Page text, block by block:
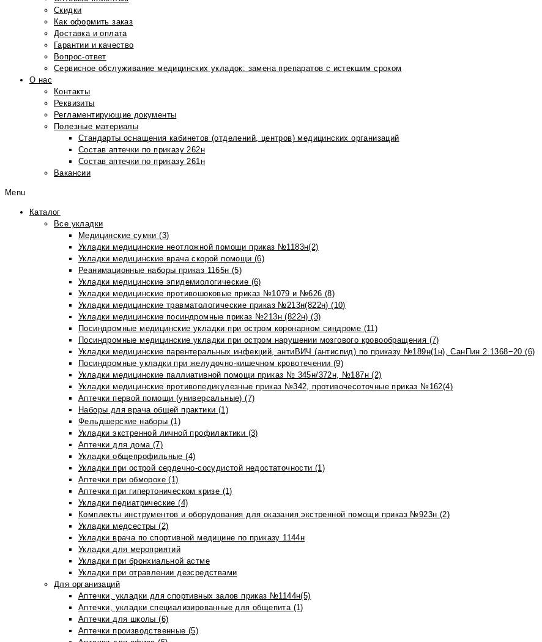
Скидки
Как оформить заказ
Доставка и оплата
Гарантии и качество
Вопрос-ответ
Сервисное обслуживание медицинских укладок: замена препаратов с истекшим сроком
О нас
Контакты
Реквизиты
Регламентирующие документы
Полезные материалы
Стандарты оснащения кабинетов (отделений, центров) медицинских организаций
Состав аптечки по приказу 262н
Состав аптечки по приказу 261н
Вакансии
Menu
Каталог
Все укладки
Медицинские сумки (3)
Укладки медицинские неотложной помощи приказ №1183н(2)
Укладки медицинские врача скорой помощи (6)
Реанимационные наборы приказ 1165н (5)
Укладки медицинские эпидемиологические (6)
Укладки медицинские противошоковые приказ №1079 и №626 (8)
Укладки медицинские травматологические приказ №213н(822н) (10)
Укладки медицинские посиндромные приказ №213н (822н) (3)
Посиндромные медицинские укладки при остром коронарном синдроме (11)
Посиндромные медицинские укладки при остром нарушении мозгового кровообращения (7)
Укладки медицинские парентеральных инфекций, антиВИЧ (антиспид) по приказу №189н(1н), СанПин 2.1368−20 (6)
Посиндромные укладки при желудочно-кишечном кровотечении (9)
Укладки медицинские паллиативной помощи приказ № 345н/372н, №187н (2)
Укладки медицинские противопедикулезные приказ №342, противочесоточные приказ №162(4)
Аптечки первой помощи (универсальные) (7)
Наборы для врача общей практики (1)
Фельдшерские наборы (1)
Укладки экстренной личной профилактики (3)
Аптечки для дома (7)
Укладки общепрофильные (4)
Укладки при острой сердечно-сосудистой недостаточности (1)
Аптечки при обмороке (1)
Аптечки при гипертоническом кризе (1)
Укладки педиатрические (4)
Комплекты инструментов и оборудования для оказания экстренной помощи приказ №923н (2)
Укладки медсестры (2)
Укладки врача по спортивной медицине по приказу 1144н
Укладки для мероприятий
Укладки при бронхиальной астме
Укладки при отравлении дезсредствами
Для организаций
Аптечки, укладки для спортивных залов приказ №1144н(5)
Аптечки, укладки специализированные для общепита (1)
Аптечки для школы (6)
Аптечки производственные (5)